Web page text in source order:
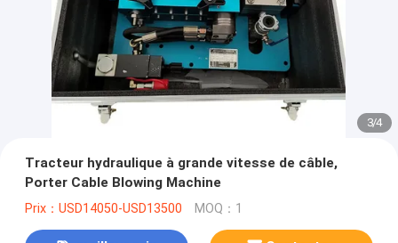
3/4
Tracteur hydraulique à grande vitesse de câble,
Porter Cable Blowing Machine
Prix：USD14050-USD13500 MOQ：1